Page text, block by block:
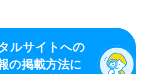
ルサイトへの
の掲載方法に